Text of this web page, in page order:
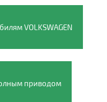
VOLKSWAGEN
приводом